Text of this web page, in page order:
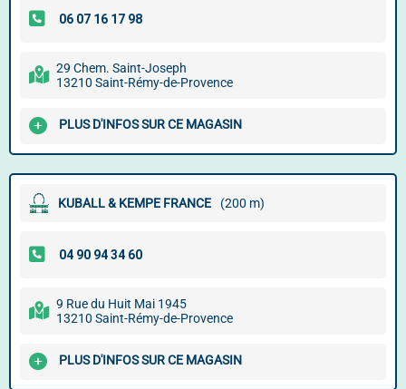
29 Chem. Saint-Joseph
13210 Saint-Rémy-de-Provence
PLUS D'INFOS SUR CE MAGASIN
KUBALL & KEMPE FRANCE (200 m)
9 Rue du Huit Mai 1945
13210 Saint-Rémy-de-Provence
PLUS D'INFOS SUR CE MAGASIN